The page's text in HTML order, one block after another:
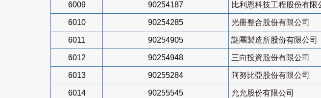
6009 90254187 比利恩科技工程股份有限
6010 90254285 光冊整合股份有限公司
6011 90254905 謎團製造所股份有限公司
6012 90254948 三向投資股份有限公司
6013 90255284 阿努比亞股份有限公司
6014 90255545 允允股份有限公司